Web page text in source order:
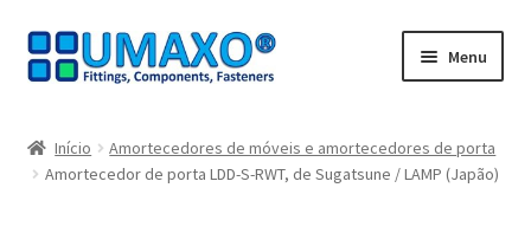
Ir
para
Saltar
para
Menu
A minha conta
Início
Amortecedores de móveis e amortecedores de porta
Amortecedor de porta LDD-S-RWT, de Sugatsune / LAMP (Japão)